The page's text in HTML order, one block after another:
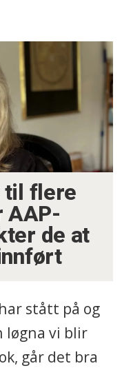
til flere
AAP-
de at
stått på og
løgna vi blir
går det bra